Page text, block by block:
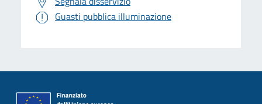
Guasti pubblica illuminazione